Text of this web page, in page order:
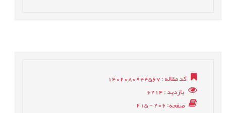
کد مقاله: 1402080944567
بازدید: 6214
صفحه: 206 - 215